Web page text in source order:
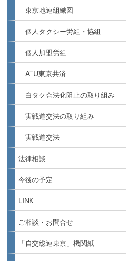
東京地連組織図
個人タクシー労組・協組
個人加盟労組
ATU東京共済
白タク合法化阻止の取り組み
実戦道交法の取り組み
実戦道交法
法律相談
今後の予定
LINK
ご相談・お問合せ
「自交総連東京」機関紙